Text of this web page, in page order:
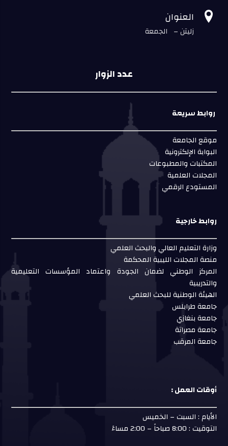
 العنوان
زليتن – الجمعة
عدد الزوار
روابط سريعة
موقع الجامعة
البوابة الإلكترونية
المكتبات والمطبوعات
المجلات العلمية
المستودع الرقمي
روابط خارجية
وزارة التعليم العالي والبحث العلمي
منصة المجلات الليبية المحكمة
المركز الوطني لضمان الجودة واعتماد المؤسسات التعليمية
والتدريبية
الهيئة الوطنية للبحث العلمي
جامعة طرابلس
جامعة بنغازي
جامعة مصراتة
جامعة المرقب
أوقات العمل :
الأيام : السبت – الخميس
التوقيت : 8:00 صباحاً – 2:00 مساءً